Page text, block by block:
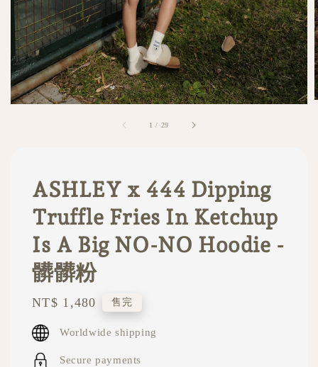
1 / 29
ASHLEY x 444 Dipping
Truffle Fries In Ketchup
Is A Big NO-NO Hoodie -
髒髒粉
Regular
price
NT$ 1,480 售完
Worldwide shipping
Secure payments